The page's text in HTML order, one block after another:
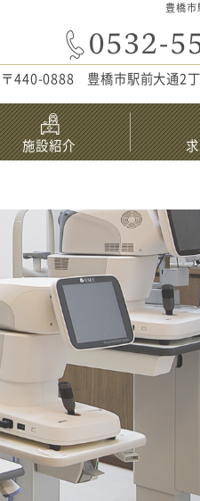
豊橋市
〒440-0888 豊橋市駅前大通2
施設紹介